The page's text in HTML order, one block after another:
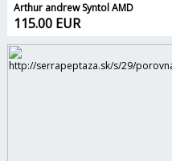
Arthur andrew Syntol AMD
115.00 EUR